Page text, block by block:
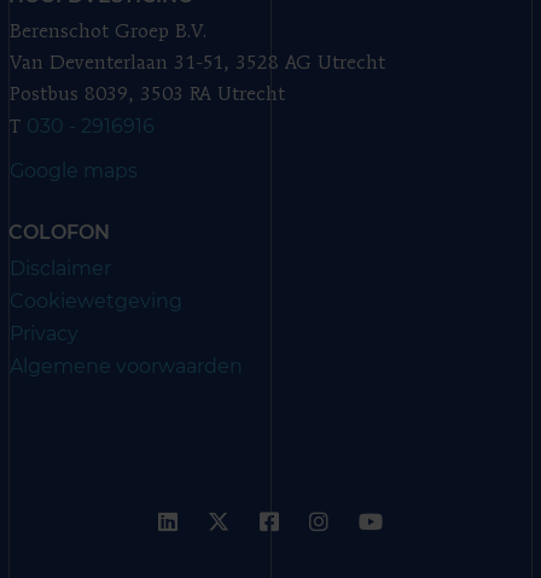
Berenschot Groep B.V.
Van Deventerlaan 31-51, 3528 AG Utrecht
Postbus 8039, 3503 RA Utrecht
T 030 - 2916916
Google maps
COLOFON
Disclaimer
Cookiewetgeving
Privacy
Algemene voorwaarden